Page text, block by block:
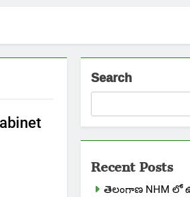
Search
Recent Posts
తెలంగాణ NHM లో